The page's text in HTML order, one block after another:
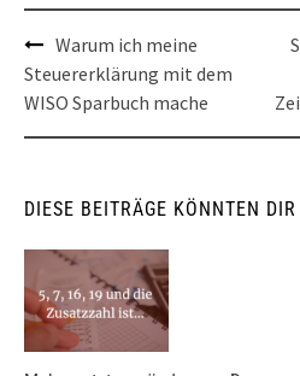
Post
navigation
Warum ich meine
Steuererklärung mit dem
WISO Sparbuch mache
DIESE BEITRÄGE KÖNNTEN